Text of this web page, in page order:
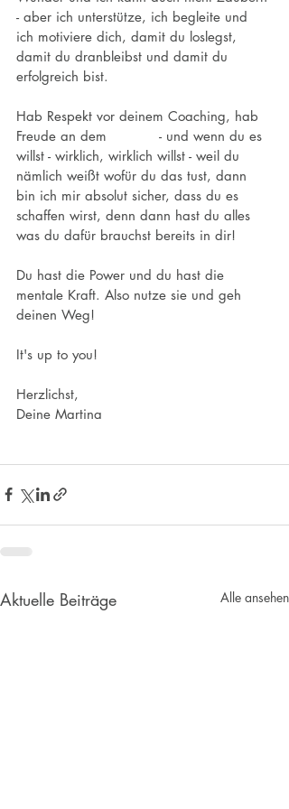
- aber ich unterstütze, ich begleite und
ich motiviere dich, damit du loslegst,
damit du dranbleibst und damit du
erfolgreich bist.
Hab Respekt vor deinem Coaching, hab
Freude an dem
- und wenn du es
willst - wirklich, wirklich willst - weil du
nämlich weißt wofür du das tust, dann
bin ich mir absolut sicher, dass du es
schaffen wirst, denn dann hast du alles
was du dafür brauchst bereits in dir!
Du hast die Power und du hast die
mentale Kraft. Also nutze sie und geh
deinen Weg!
It's up to you!
Herzlichst,
Deine Martina
Aktuelle Beiträge Alle ansehen